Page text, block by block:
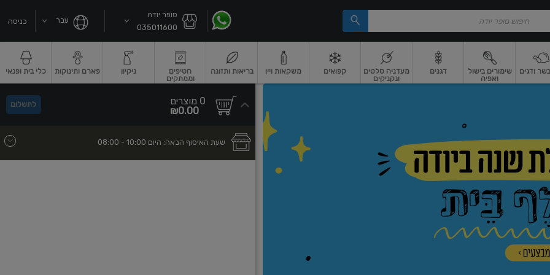
סופר יודה
035011600
עבר כניסה
ודגים
שימורים בישול
ואפיה
דגנים
מעדניה סלטים
ונקניקים
קפואים משקאות ויין בריאות ותזונה
חטיפים
וממתקים
ניקיון פארם ותינוקות כלי בית ופנאי
ארוזפיצוחים, אגוזים וגרעיניםביציםביצים טריותחלב ומשקאות חלבחלבמשקאות חלב ושוקוגבינות וחמאהגבינות לבנות רכות וקוטג'גבינות
0 מוצרים
0
מוצריםסך
₪0.00
לתשלום
שעת האיסוף הבאה: היום 08:00 - 10:00